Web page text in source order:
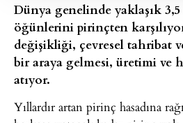
Dünya genelinde yaklaşık
öğünlerini pirinçten
değişikliği, çevresel tahribat
bir araya gelmesi, üretimi ve
atıyor.
Yıllardır artan pirinç hasadına